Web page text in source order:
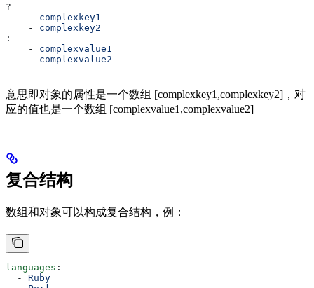
?
    -
complexkey1
    -
complexkey2
:
    -
complexvalue1
    -
complexvalue2
意思即对象的属性是一个数组 [complexkey1,complexkey2]，对
应的值也是一个数组 [complexvalue1,complexvalue2]
复合结构
数组和对象可以构成复合结构，例：
languages :
  -
Ruby